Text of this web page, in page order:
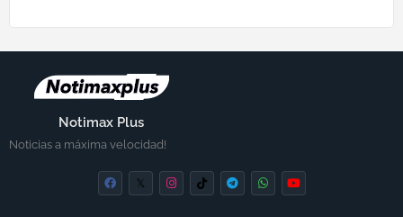
Notimax Plus
Noticias a máxima velocidad!